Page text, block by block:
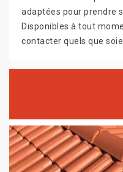
adaptées pour prendre
Disponibles à tout
contacter quels que